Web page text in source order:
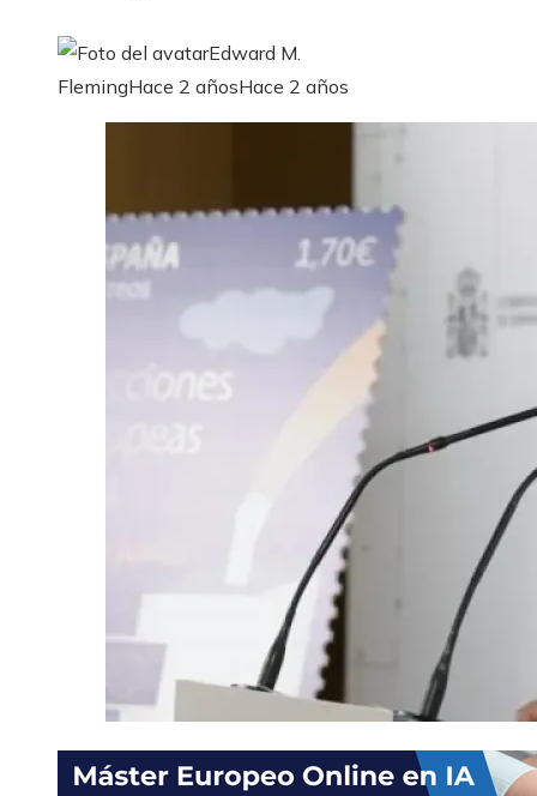
Edward M.
FlemingHace 2 añosHace 2 años